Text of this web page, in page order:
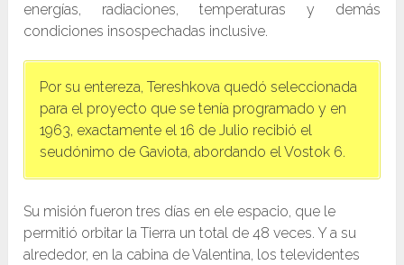
energías, radiaciones, temperaturas y demás
condiciones insospechadas inclusive.
Por su entereza, Tereshkova quedó seleccionada
para el proyecto que se tenía programado y en
1963, exactamente el 16 de Julio recibió el
seudónimo de Gaviota, abordando el Vostok 6.
Su misión fueron tres días en ele espacio, que le
permitió orbitar la Tierra un total de 48 veces. Y a su
alrededor, en la cabina de Valentina, los televidentes